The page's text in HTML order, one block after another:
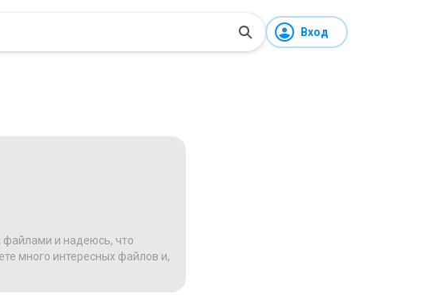
Вход
и надеюсь, что
много интересных файлов и,